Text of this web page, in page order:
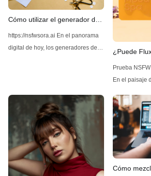
Cómo utilizar el generador de
imágenes Z-Image AI sin
restricciones
https://nsfwsora.ai En el panorama
digital de hoy, los generadores de
alta calidad y diversas. Entre las
soluciones líderes disponibles se
encuentra Z-Image AI, una
herramienta que se destaca por su
¿Puede
contenido
Prueba NSFW Sora
En el paisaje
rápidamente,
generando
avanzadas
generación
desarrollado
Flux 2, el
Cómo